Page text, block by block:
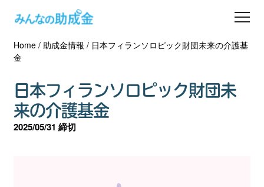
助成金を探す
士業の方へ
助成金コラム
Home/ 助成金情報 / 日本フィランソロピック財団未来の介護基
金
日本フィランソロピック財団未
来の介護基金
2025/05/31 締切